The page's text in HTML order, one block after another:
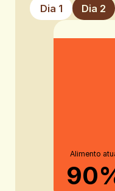
Dia 1 Dia 2
Alimento